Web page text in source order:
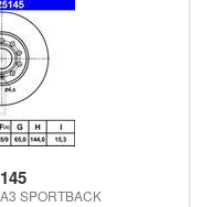
SPORTBACK